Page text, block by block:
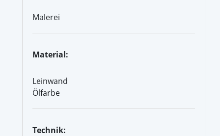
Malerei
Material:
Leinwand
Ölfarbe
Technik: